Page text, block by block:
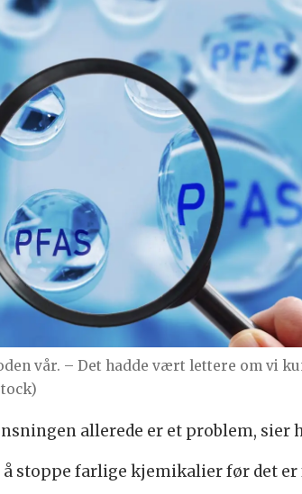
vår. – Det hadde vært lettere om vi
allerede er et problem, sier
å stoppe farlige kjemikalier før det er